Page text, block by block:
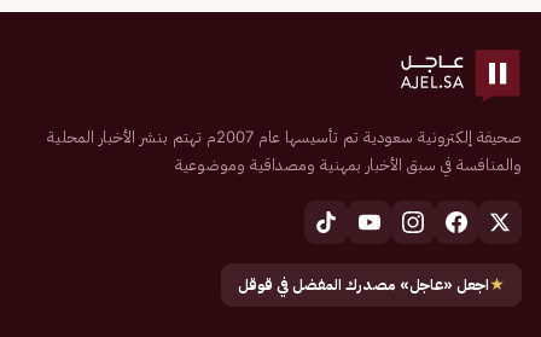
صحيفة إلكترونية سعودية تم تأسيسها عام 2007م تهتم بنشر الأخبار المحلية
والمنافسة في سبق الأخبار بمهنية ومصداقية وموضوعية
★اجعل «عاجل» مصدرك المفضل في قوقل